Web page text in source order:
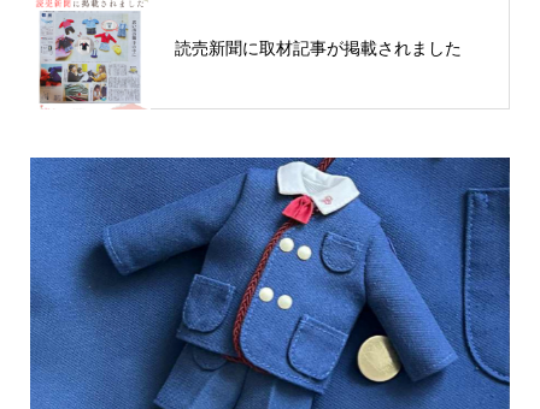
読売新聞に取材記事が掲載されました